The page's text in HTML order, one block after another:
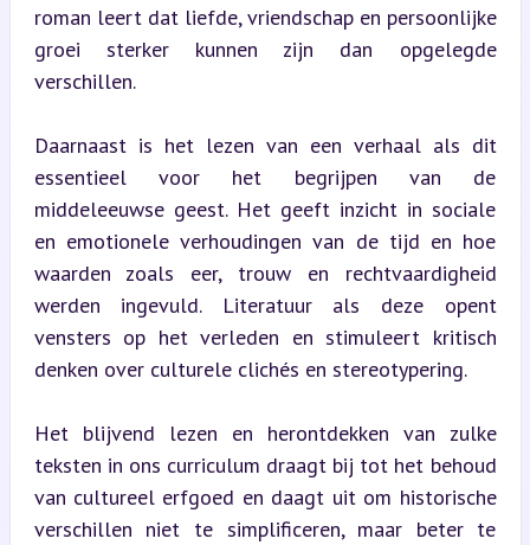
roman leert dat liefde, vriendschap en persoonlijke
groei sterker kunnen zijn dan opgelegde
verschillen.
Daarnaast is het lezen van een verhaal als dit
essentieel voor het begrijpen van de
middeleeuwse geest. Het geeft inzicht in sociale
en emotionele verhoudingen van de tijd en hoe
waarden zoals eer, trouw en rechtvaardigheid
werden ingevuld. Literatuur als deze opent
vensters op het verleden en stimuleert kritisch
denken over culturele clichés en stereotypering.
Het blijvend lezen en herontdekken van zulke
teksten in ons curriculum draagt bij tot het behoud
van cultureel erfgoed en daagt uit om historische
verschillen niet te simplificeren, maar beter te